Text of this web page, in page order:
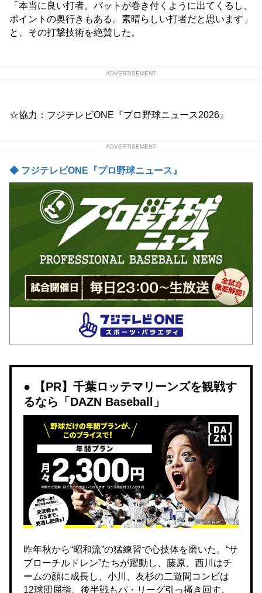
「本当に良い打者。バットが巻き付くように出てくるし、
ポイントの奥行きもある。素晴らしい打者だと思います」
と、その打撃技術を絶賛した。
ADVERTISEMENT
☆協力：フジテレビONE『プロ野球ニュース2026』
ADVERTISEMENT
◆ フジテレビONE『プロ野球ニュース』
【PR】千葉ロッテマリーンズを観戦す
るなら「DAZN Baseball」
昨年秋から“昭和流”の猛練習で心技体を磨いた。“サ
ブローチルドレン”たちが躍動し、藤原、西川はチ
ームの顔に成長し、小川、友杉の二遊間コンビは
12球団屈指。後半戦もパ・リーグ引っ掻き回す。